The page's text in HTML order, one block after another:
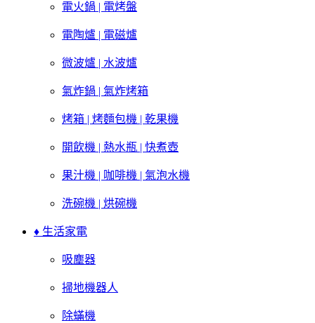
電火鍋 | 電烤盤
電陶爐 | 電磁爐
微波爐 | 水波爐
氣炸鍋 | 氣炸烤箱
烤箱 | 烤麵包機 | 乾果機
開飲機 | 熱水瓶 | 快煮壺
果汁機 | 咖啡機 | 氣泡水機
洗碗機 | 烘碗機
♦ 生活家電
吸塵器
掃地機器人
除蟎機